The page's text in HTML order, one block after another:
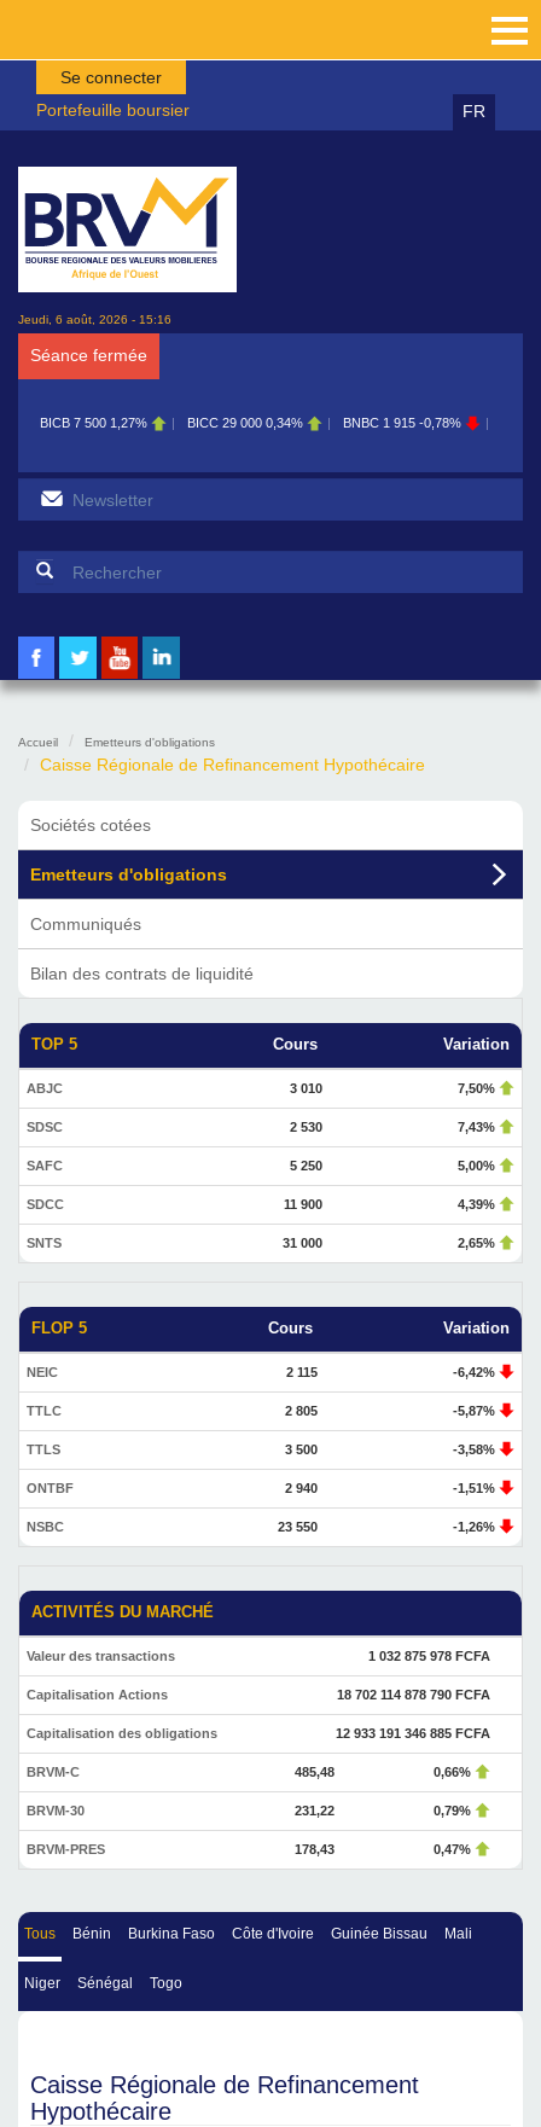
Aller au contenu principal
Se connecter
Portefeuille boursier
FR
Jeudi, 6 août, 2026 - 15:16
Séance fermée
BICB 7 500 1,27% BICC 29 000 0,34% BNBC 1 915 -0,78%
Formulaire de recherche
Accueil Emetteurs d'obligations
Caisse Régionale de Refinancement Hypothécaire
Sociétés cotées
Emetteurs d'obligations
Communiqués
Bilan des contrats de liquidité
TOP 5 Cours Variation
ABJC 3 010 7,50%
SDSC 2 530 7,43%
SAFC 5 250 5,00%
SDCC 11 900 4,39%
SNTS 31 000 2,65%
FLOP 5 Cours Variation
NEIC 2 115 -6,42%
TTLC 2 805 -5,87%
TTLS 3 500 -3,58%
ONTBF 2 940 -1,51%
NSBC 23 550 -1,26%
ACTIVITÉS DU MARCHÉ
Valeur des transactions 1 032 875 978 FCFA
Capitalisation Actions 18 702 114 878 790 FCFA
Capitalisation des obligations 12 933 191 346 885 FCFA
BRVM-C 485,48 0,66%
BRVM-30 231,22 0,79%
BRVM-PRES 178,43 0,47%
Tous Bénin Burkina Faso Côte d'Ivoire Guinée Bissau Mali
Niger Sénégal Togo
Caisse Régionale de Refinancement
Hypothécaire